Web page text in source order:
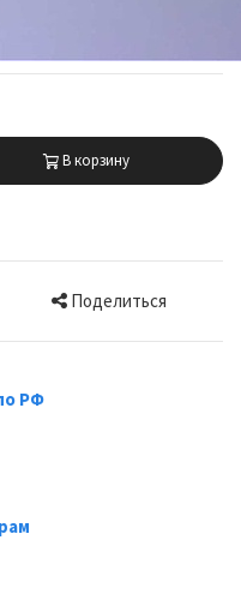
В корзину
Поделиться
РФ